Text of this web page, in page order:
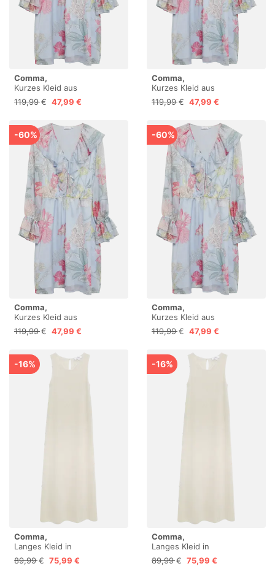
Comma,
Kurzes Kleid aus
Crêpechiffon mit Volant-
Details
119,99 € 47,99 €
Comma,
Kurzes Kleid aus
Crêpechiffon mit Volant-
Details
119,99 € 47,99 €
-60%
Comma,
Kurzes Kleid aus
Crêpechiffon mit Volant-
Details
119,99 € 47,99 €
-60%
Comma,
Kurzes Kleid aus
Crêpechiffon mit Volant-
Details
119,99 € 47,99 €
-16%
Comma,
Langes Kleid in
Feinstrickoptik
89,99 € 75,99 €
-16%
Comma,
Langes Kleid in
Feinstrickoptik
89,99 € 75,99 €